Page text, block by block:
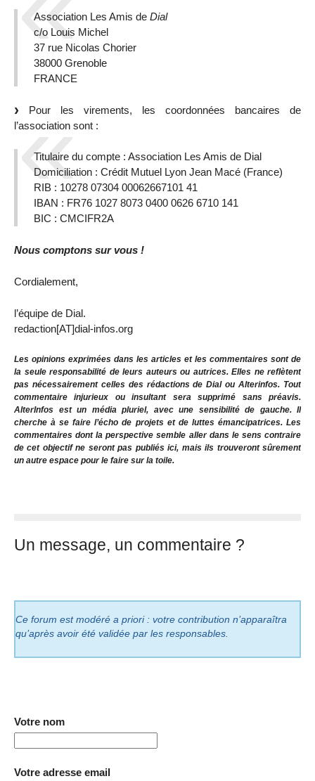
Association Les Amis de Dial
c/o Louis Michel
37 rue Nicolas Chorier
38000 Grenoble
FRANCE
Pour les virements, les coordonnées bancaires de
l’association sont :
Titulaire du compte : Association Les Amis de Dial
Domiciliation : Crédit Mutuel Lyon Jean Macé (France)
RIB : 10278 07304 00062667101 41
IBAN : FR76 1027 8073 0400 0626 6710 141
BIC : CMCIFR2A
Nous comptons sur vous !
Cordialement,
l’équipe de Dial.
redaction[AT]dial-infos.org
Les opinions exprimées dans les articles et les commentaires sont de
la seule responsabilité de leurs auteurs ou autrices. Elles ne reflètent
pas nécessairement celles des rédactions de Dial ou Alterinfos. Tout
commentaire injurieux ou insultant sera supprimé sans préavis.
AlterInfos est un média pluriel, avec une sensibilité de gauche. Il
cherche à se faire l’écho de projets et de luttes émancipatrices. Les
commentaires dont la perspective semble aller dans le sens contraire
de cet objectif ne seront pas publiés ici, mais ils trouveront sûrement
un autre espace pour le faire sur la toile.
Un message, un commentaire ?
Ce forum est modéré a priori : votre contribution n’apparaîtra
qu’après avoir été validée par les responsables.
Votre nom
Votre adresse email